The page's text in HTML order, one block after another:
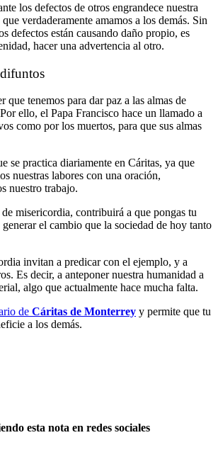
los defectos de otros engrandece nuestra
verdaderamente amamos a los demás. Sin
defectos están causando daño propio, es
hacer una advertencia al otro.
que tenemos para dar paz a las almas de
ello, el Papa Francisco hace un llamado a
como por los muertos, para que sus almas
se practica diariamente en Cáritas, ya que
nuestras labores con una oración,
nuestro trabajo.
misericordia, contribuirá a que pongas tu
generar el cambio que la sociedad de hoy tanto
invitan a predicar con el ejemplo, y a
Es decir, a anteponer nuestra humanidad a
algo que actualmente hace mucha falta.
de Cáritas de Monterrey y permite que tu
a los demás.
esta nota en redes sociales